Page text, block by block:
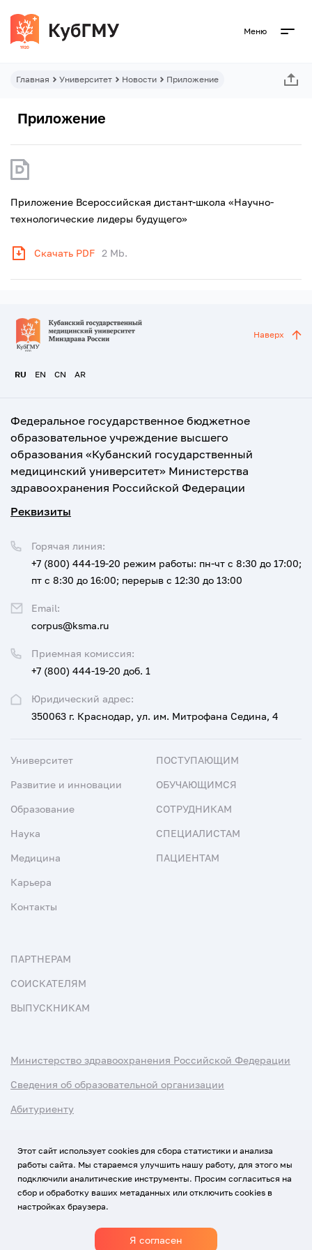
Меню
Главная Университет Новости Приложение
Приложение
Приложение Всероссийская дистант-школа «Научно-
технологические лидеры будущего»
Скачать PDF 2 Mb.
RU EN CN AR
Наверх
Федеральное государственное бюджетное
образовательное учреждение высшего
образования «Кубанский государственный
медицинский университет» Министерства
здравоохранения Российской Федерации
Реквизиты
Юридический адрес:
350063 г. Краснодар, ул. им. Митрофана Седина, 4
Приемная комиссия:
+7 (800) 444-19-20 доб. 1
Горячая линия:
+7 (800) 444-19-20 режим работы: пн-чт с 8:30 до 17:00;
пт с 8:30 до 16:00; перерыв с 12:30 до 13:00
Email:
corpus@ksma.ru
Университет
Развитие и инновации
Образование
Наука
Медицина
Карьера
Контакты
ПОСТУПАЮЩИМ
ОБУЧАЮЩИМСЯ
СОТРУДНИКАМ
СПЕЦИАЛИСТАМ
ПАЦИЕНТАМ
ПАРТНЕРАМ
СОИСКАТЕЛЯМ
ВЫПУСКНИКАМ
Министерство здравоохранения Российской Федерации
Сведения об образовательной организации
Абитуриенту
Использование Cookies
Политика обработки персональных данных
Этот сайт использует cookies для сбора статистики и анализа
работы сайта. Мы стараемся улучшить нашу работу, для этого мы
подключили аналитические инструменты. Просим согласиться на
сбор и обработку ваших метаданных или отключить cookies в
настройках браузера.
Я согласен